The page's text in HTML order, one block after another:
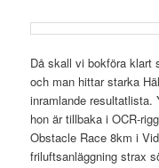
Då skall vi bokföra klart
och man hittar starka
inramlande resultatlista.
hon är tillbaka i OCR-
Obstacle Race 8km i
friluftsanläggning strax